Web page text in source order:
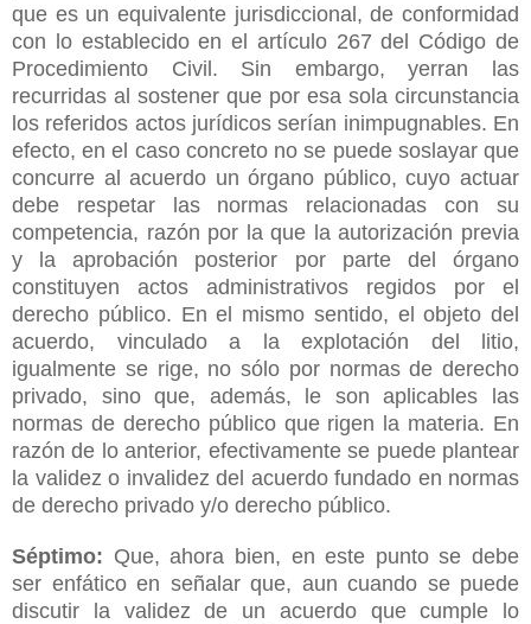
que es un equivalente jurisdiccional, de conformidad
con lo establecido en el artículo 267 del Código de
Procedimiento Civil. Sin embargo, yerran las
recurridas al sostener que por esa sola circunstancia
los referidos actos jurídicos serían inimpugnables. En
efecto, en el caso concreto no se puede soslayar que
concurre al acuerdo un órgano público, cuyo actuar
debe respetar las normas relacionadas con su
competencia, razón por la que la autorización previa
y la aprobación posterior por parte del órgano
constituyen actos administrativos regidos por el
derecho público. En el mismo sentido, el objeto del
acuerdo, vinculado a la explotación del litio,
igualmente se rige, no sólo por normas de derecho
privado, sino que, además, le son aplicables las
normas de derecho público que rigen la materia. En
razón de lo anterior, efectivamente se puede plantear
la validez o invalidez del acuerdo fundado en normas
de derecho privado y/o derecho público.
Séptimo: Que, ahora bien, en este punto se debe
ser enfático en señalar que, aun cuando se puede
discutir la validez de un acuerdo que cumple lo